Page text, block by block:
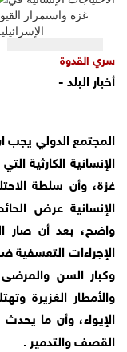
سري القدوة
أخبار البلد -
المجتمع الدولي يجب
الإنسانية الكارثية
غزة، وأن سلطة
الإنسانية عرض
واضح، بعد أن صار
الإجراءات التعسفية
وكبار السن
والأمطار الغزيرة
الإيواء، وأن ما
القصف والتدمير .